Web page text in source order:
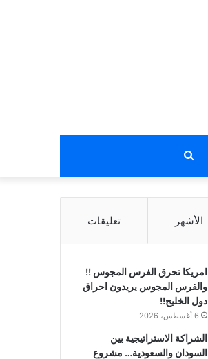
بحث
عن
الأشهر تعليقات
امريكا تحرق الفرس المجوس !!
والفرس المجوس يريدون احراق
دول الخليج!!
6 أغسطس، 2026
الشراكة الاستراتيجية بين
السودان والسعودية… مشروع